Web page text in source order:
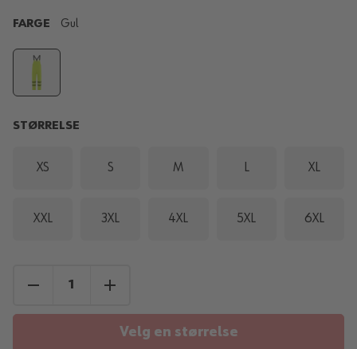
FARGE Gul
STØRRELSE
XS S M L XL
XXL 3XL 4XL 5XL 6XL
Velg en størrelse